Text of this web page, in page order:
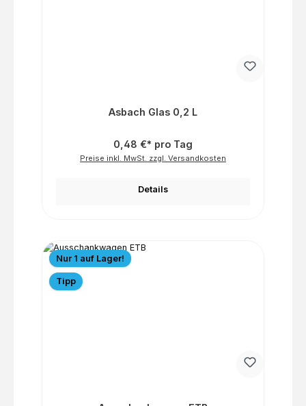
Asbach Glas 0,2 L
0,48 €* pro Tag
Preise inkl. MwSt. zzgl. Versandkosten
Details
Nur 1 auf Lager!
Tipp